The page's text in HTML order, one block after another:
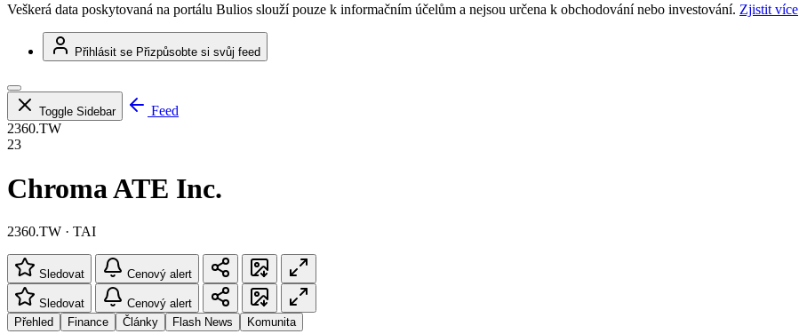
Veškerá data poskytovaná na portálu Bulios slouží pouze k informačním účelům a nejsou určena k obchodování nebo investování. Zjistit více
Přihlásit se Přizpůsobte si svůj feed
Toggle Sidebar
Feed
2360.TW
23
Chroma ATE Inc.
2360.TW · TAI
Sledovat Cenový alert
Sledovat
Cenový alert
Přehled
Finance Články Flash News Komunita